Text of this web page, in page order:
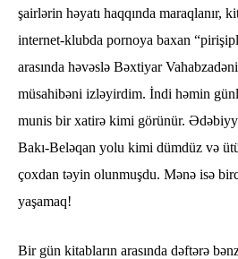
şairlərin həyatı haqqında maraqlanır,
internet-klubda pornoya baxan
arasında həvəslə Bəxtiyar
müsahibəni izləyirdim. İndi həmin
munis bir xatirə kimi görünür.
Bakı-Beləqan yolu kimi dümdüz və
çoxdan təyin olunmuşdu. Mənə isə
yaşamaq!
Bir gün kitabların arasında dəftərə